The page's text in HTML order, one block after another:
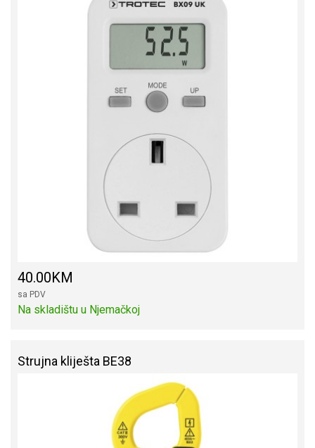
40.00KM
sa PDV
Na skladištu u Njemačkoj
Strujna kliješta BE38